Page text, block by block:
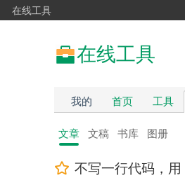
在线工具
在线工具
我的 首页 工具
文章 文稿 书库 图册
不写一行代码，